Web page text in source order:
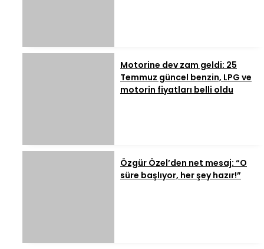
Motorine dev zam geldi: 25
Temmuz güncel benzin, LPG ve
motorin fiyatları belli oldu
Özgür Özel’den net mesaj: “O
süre başlıyor, her şey hazır!”